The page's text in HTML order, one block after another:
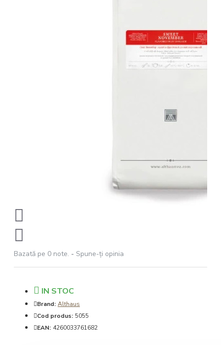
Bazată pe 0 note. - Spune-ţi opinia
IN STOC
Brand: Althaus
Cod produs: 5055
EAN: 4260033761682